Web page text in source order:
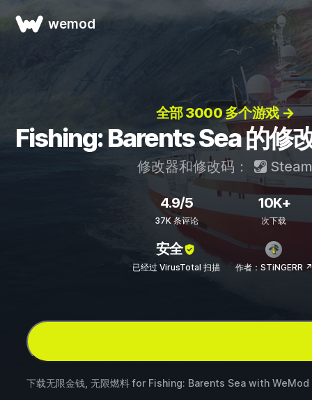
wemod
全部 3000 多个游戏 →
Fishing: Barents Sea 的修
修改器和修改码： Steam
4.9/5
37K 条评论
10K+
次下载
安全
已经过 VirusTotal 扫描 作者：STiNGERR ↗
下载无限金钱, 无限燃料 for Fishing: Barents Sea with WeMod